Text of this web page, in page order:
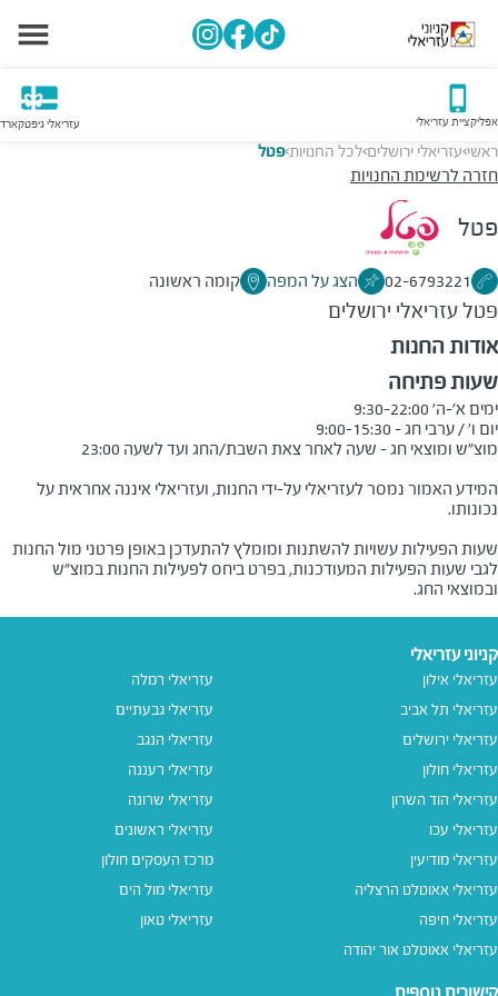
אפליקציית עזריאלי עזריאלי גיפטקארד
ראשי>עזריאלי ירושלים>לכל החנויות>פטל
חזרה לרשימת החנויות
פטל
02-6793221 הצג על המפה קומה ראשונה
פטלעזריאלי ירושלים
אודות החנות
שעות פתיחה
המידע האמור נמסר לעזריאלי על-ידי החנות, ועזריאלי איננה אחראית על
שעות הפעילות עשויות להשתנות ומומלץ להתעדכן באופן פרטני מול החנות
לגבי שעות הפעילות המעודכנות, בפרט ביחס לפעילות החנות במוצ"ש
ובמוצאי החג.
קניוני עזריאלי
עזריאלי אילון
עזריאלי תל אביב
עזריאלי ירושלים
עזריאלי חולון
עזריאלי הוד השרון
עזריאלי עכו
עזריאלי מודיעין
עזריאלי אאוטלט הרצליה
עזריאלי חיפה
עזריאלי אאוטלט אור יהודה
עזריאלי רמלה
עזריאלי גבעתיים
עזריאלי הנגב
עזריאלי רעננה
עזריאלי שרונה
עזריאלי ראשונים
מרכז העסקים חולון
עזריאלי מול הים
עזריאלי טאון